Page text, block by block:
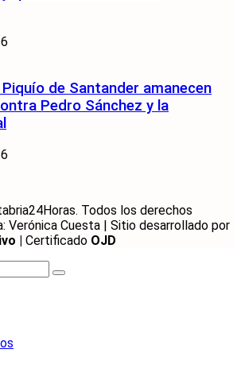
de Santander amanecen
Pedro Sánchez y la
Todos los derechos
Verónica Cuesta | Sitio desarrollado por
| Certificado OJD